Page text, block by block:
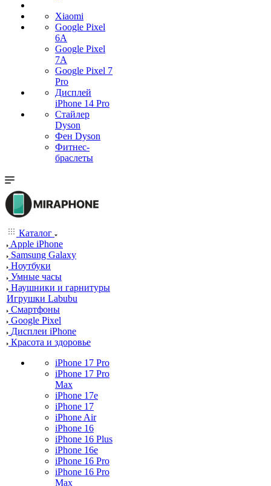
Xiaomi
Google Pixel
6A
Google Pixel
7А
Google Pixel 7
Pro
Дисплей
iPhone 14 Pro
Стайлер
Dyson
Фен Dyson
Фитнес-
браслеты
Каталог
Apple iPhone
Samsung Galaxy
Ноутбуки
Умные часы
Наушники и гарнитуры
Игрушки Labubu
Смартфоны
Google Pixel
Дисплеи iPhone
Красота и здоровье
iPhone 17 Pro
iPhone 17 Pro
Max
iPhone 17e
iPhone 17
iPhone Air
iPhone 16
iPhone 16 Plus
iPhone 16e
iPhone 16 Pro
iPhone 16 Pro
Max